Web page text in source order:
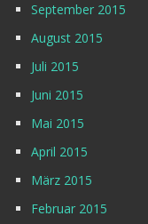
September 2015
August 2015
Juli 2015
Juni 2015
Mai 2015
April 2015
März 2015
Februar 2015